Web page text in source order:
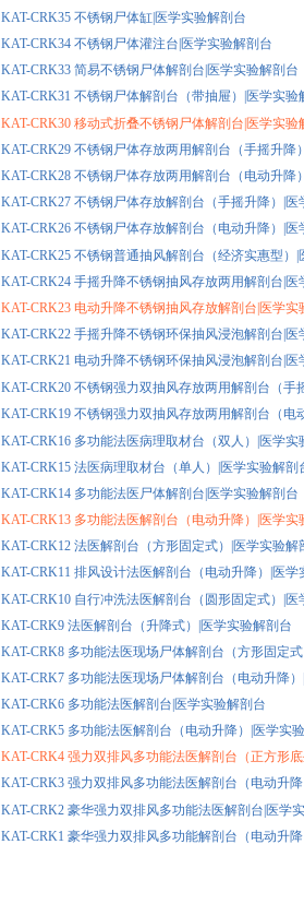
KAT-CRK35 不锈钢尸体缸|医学实验解剖台
KAT-CRK34 不锈钢尸体灌注台|医学实验解剖台
KAT-CRK33 简易不锈钢尸体解剖台|医学实验解剖台
KAT-CRK31 不锈钢尸体解剖台（带抽屉）|医学实验
KAT-CRK30 移动式折叠不锈钢尸体解剖台|医学实验
KAT-CRK29 不锈钢尸体存放两用解剖台（手摇升降
KAT-CRK28 不锈钢尸体存放两用解剖台（电动升降
KAT-CRK27 不锈钢尸体存放解剖台（手摇升降）|医
KAT-CRK26 不锈钢尸体存放解剖台（电动升降）|医
KAT-CRK25 不锈钢普通抽风解剖台（经济实惠型）|
KAT-CRK24 手摇升降不锈钢抽风存放两用解剖台|医
KAT-CRK23 电动升降不锈钢抽风存放解剖台|医学实
KAT-CRK22 手摇升降不锈钢环保抽风浸泡解剖台|医
KAT-CRK21 电动升降不锈钢环保抽风浸泡解剖台|医
KAT-CRK20 不锈钢强力双抽风存放两用解剖台（手
KAT-CRK19 不锈钢强力双抽风存放两用解剖台（电
KAT-CRK16 多功能法医病理取材台（双人）|医学实
KAT-CRK15 法医病理取材台（单人）|医学实验解剖
KAT-CRK14 多功能法医尸体解剖台|医学实验解剖台
KAT-CRK13 多功能法医解剖台（电动升降）|医学实
KAT-CRK12 法医解剖台（方形固定式）|医学实验解
KAT-CRK11 排风设计法医解剖台（电动升降）|医学
KAT-CRK10 自行冲洗法医解剖台（圆形固定式）|医
KAT-CRK9 法医解剖台（升降式）|医学实验解剖台
KAT-CRK8 多功能法医现场尸体解剖台（方形固定
KAT-CRK7 多功能法医现场尸体解剖台（电动升降
KAT-CRK6 多功能法医解剖台|医学实验解剖台
KAT-CRK5 多功能法医解剖台（电动升降）|医学实
KAT-CRK4 强力双排风多功能法医解剖台（正方形
KAT-CRK3 强力双排风多功能法医解剖台（电动升
KAT-CRK2 豪华强力双排风多功能法医解剖台|医学
KAT-CRK1 豪华强力双排风多功能解剖台（电动升